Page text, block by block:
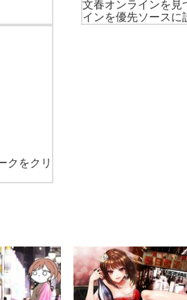
文春オンラインを見
インを優先ソースに
クをクリ